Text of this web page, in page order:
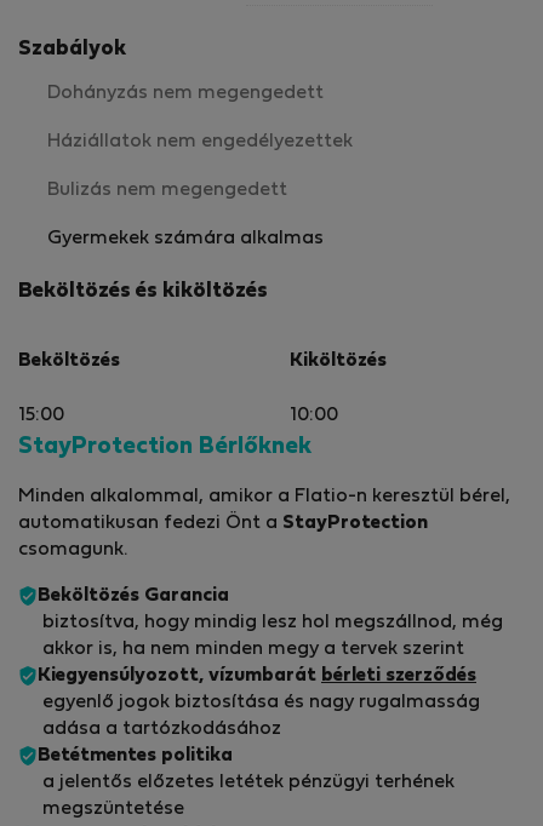
Szabályok
Dohányzás nem megengedett
Háziállatok nem engedélyezettek
Bulizás nem megengedett
Gyermekek számára alkalmas
Beköltözés és kiköltözés
Beköltözés
15:00
Kiköltözés
10:00
StayProtection Bérlőknek
Minden alkalommal, amikor a Flatio-n keresztül bérel,
automatikusan fedezi Önt a StayProtection
csomagunk.
Beköltözés Garancia
biztosítva, hogy mindig lesz hol megszállnod, még
akkor is, ha nem minden megy a tervek szerint
Kiegyensúlyozott, vízumbarát bérleti szerződés
egyenlő jogok biztosítása és nagy rugalmasság
adása a tartózkodásához
Betétmentes politika
a jelentős előzetes letétek pénzügyi terhének
megszüntetése